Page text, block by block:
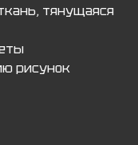
тянущаяся
рисунок